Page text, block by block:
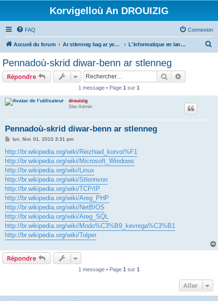
Korvigelloù An DROUIZIG
FAQ Connexion
Accueil du forum Ar stlenneg hag ar yezhoù bihan er bed a-bezh L'informatique en langues régionales et minoritaires
Pennadoù-skrid diwar-benn ar stlenneg
Répondre Rechercher
1 message • Page 1 sur 1
drouizig
Site Admin
Pennadoù-skrid diwar-benn ar stlenneg
M
s
s
a
g
e
lun. févr. 01, 2010 3:31 pm
http://br.wikipedia.org/wiki/Reizhiad_korvoi%F1
http://br.wikipedia.org/wiki/Microsoft_Windows
http://br.wikipedia.org/wiki/Linux
http://br.wikipedia.org/wiki/Stlennvon
http://br.wikipedia.org/wiki/TCP/IP
http://br.wikipedia.org/wiki/Areg_PHP
http://br.wikipedia.org/wiki/NetBIOS
http://br.wikipedia.org/wiki/Areg_SQL
http://br.wikipedia.org/wiki/Modo%C3%B9_kevrega%C3%B1
http://br.wikipedia.org/wiki/Tolper
Répondre
1 message • Page 1 sur 1
Aller